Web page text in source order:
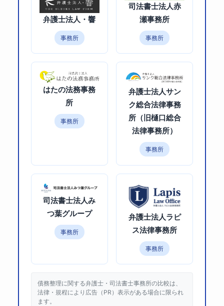
弁護士法人・響
事務所
司法書士法人赤
瀬事務所
事務所
はたの法務事務
所
事務所
弁護士法人サン
ク総合法律事務
所（旧樋口総合
法律事務所）
事務所
司法書士法人み
つ葉グループ
事務所
弁護士法人ラピ
ス法律事務所
事務所
債務整理に関する弁護士・司法書士事務所の比較は、
法律・規程により広告（PR）表示がある場合に限られ
ます。